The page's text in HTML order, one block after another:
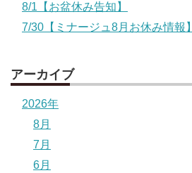
8/1【お盆休み告知】
7/30【ミナージュ8月お休み情報】
アーカイブ
2026年
8月
7月
6月